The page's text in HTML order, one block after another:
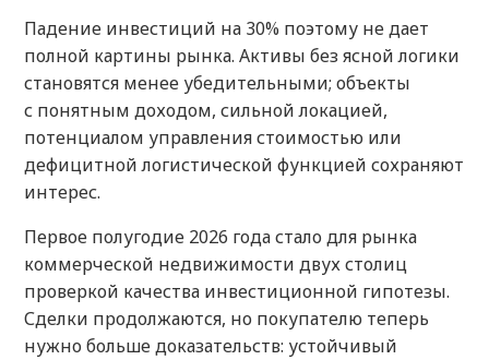
Падение инвестиций на 30% поэтому не дает
полной картины рынка. Активы без ясной логики
становятся менее убедительными; объекты
с понятным доходом, сильной локацией,
потенциалом управления стоимостью или
дефицитной логистической функцией сохраняют
интерес.
Первое полугодие 2026 года стало для рынка
коммерческой недвижимости двух столиц
проверкой качества инвестиционной гипотезы.
Сделки продолжаются, но покупателю теперь
нужно больше доказательств: устойчивый